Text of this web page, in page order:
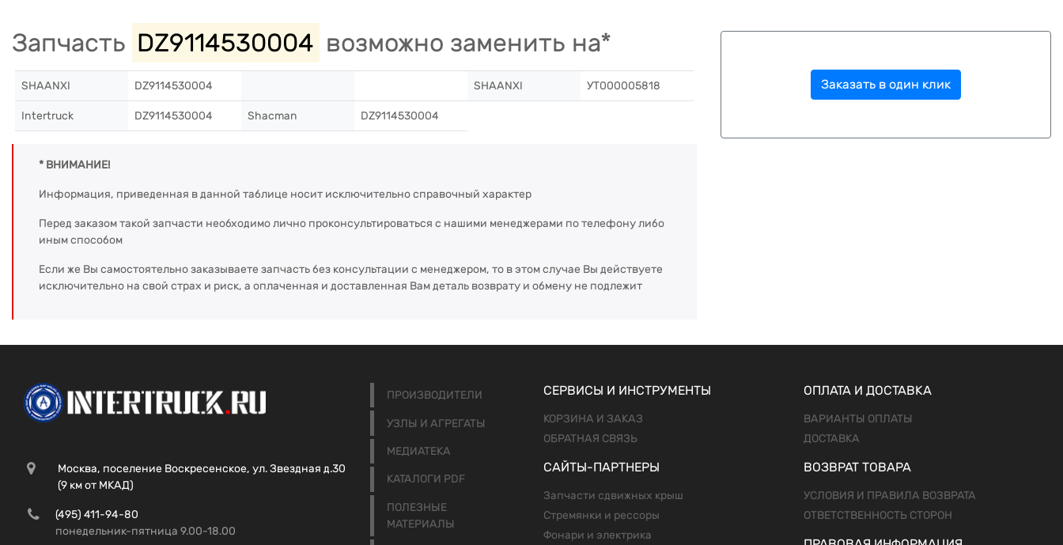
Запчасть DZ9114530004 возможно заменить на*
SHAANXI DZ9114530004 SHAANXI УТ000005818
Intertruck DZ9114530004 Shacman DZ9114530004
* ВНИМАНИЕ!
Информация, приведенная в данной таблице носит исключительно справочный характер
Перед заказом такой запчасти необходимо лично проконсультироваться с нашими менеджерами по телефону либо
иным способом
Если же Вы самостоятельно заказываете запчасть без консультации с менеджером, то в этом случае Вы действуете
исключительно на свой страх и риск, а оплаченная и доставленная Вам деталь возврату и обмену не подлежит
Заказать в один клик
Москва, поселение Воскресенское, ул. Звездная д.30
(9 км от МКАД)
(495) 411-94-80
понедельник-пятница 9.00-18.00
ПРОИЗВОДИТЕЛИ
УЗЛЫ И АГРЕГАТЫ
МЕДИАТЕКА
КАТАЛОГИ PDF
ПОЛЕЗНЫЕ
МАТЕРИАЛЫ
СЕРВИСЫ И ИНСТРУМЕНТЫ
КОРЗИНА И ЗАКАЗ
ОБРАТНАЯ СВЯЗЬ
САЙТЫ-ПАРТНЕРЫ
Запчасти сдвижных крыш
Стремянки и рессоры
Фонари и электрика
ОПЛАТА И ДОСТАВКА
ВАРИАНТЫ ОПЛАТЫ
ДОСТАВКА
ВОЗВРАТ ТОВАРА
УСЛОВИЯ И ПРАВИЛА ВОЗВРАТА
ОТВЕТСТВЕННОСТЬ СТОРОН